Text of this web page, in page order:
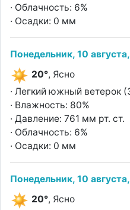
· Облачность: 6%
· Осадки: 0 мм
Понедельник, 10
20°, Ясно
· Легкий южный ветерок
· Влажность: 80%
· Давление: 761 мм рт. ст.
· Облачность: 6%
· Осадки: 0 мм
Понедельник, 10
20°, Ясно